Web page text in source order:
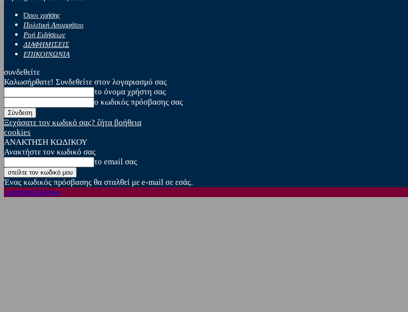
Όροι χρήσης
Πολιτική Απορρήτου
Ροή Ειδήσεων
ΔΙΑΦΗΜΙΣΕΙΣ
ΕΠΙΚΟΙΝΩΝΙΑ
συνδεθείτε
Καλωσήρθατε! Συνδεθείτε στον λογαριασμό σας
το όνομα χρήστη σας
ο κωδικός πρόσβασης σας
Ξεχάσατε τον κωδικό σας? ζήτα βοήθεια
cookies
ΑΝΑΚΤΗΣΗ ΚΩΔΙΚΟΥ
Ανακτήστε τον κωδικό σας
το email σας
Ένας κωδικός πρόσβασης θα σταλθεί με e-mail σε εσάς.
sporting24news